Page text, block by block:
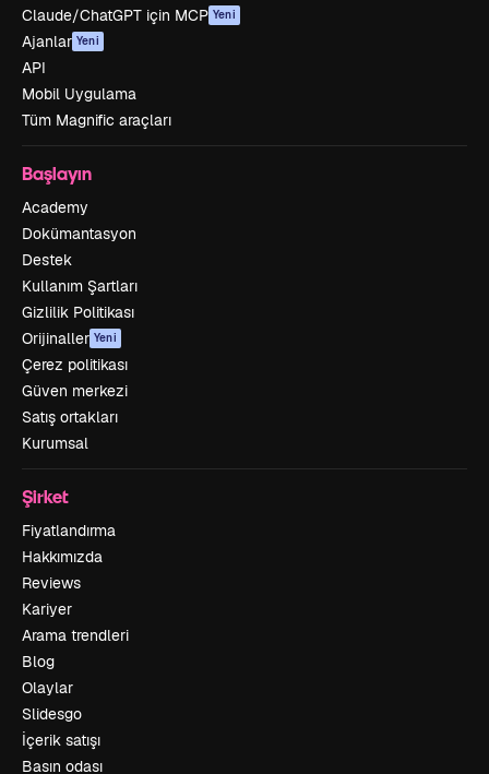
Claude/ChatGPT için MCP Yeni
Ajanlar Yeni
API
Mobil Uygulama
Tüm Magnific araçları
Başlayın
Academy
Dokümantasyon
Destek
Kullanım Şartları
Gizlilik Politikası
Orijinaller Yeni
Çerez politikası
Güven merkezi
Satış ortakları
Kurumsal
Şirket
Fiyatlandırma
Hakkımızda
Reviews
Kariyer
Arama trendleri
Blog
Olaylar
Slidesgo
İçerik satışı
Basın odası